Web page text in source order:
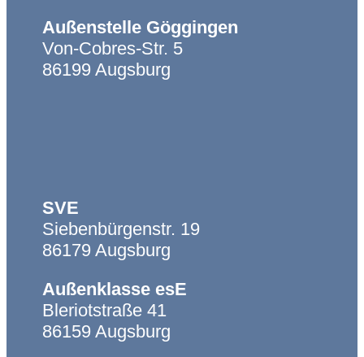
Weg an die Ulrichschule
Einschulung an der
Religiöse Feiertage
Infos für Eltern
Hilfsangebote
Formulare und Flyer
Navigation
Außenstelle Göggingen
Von-Cobres-Str. 5
86199 Augsburg
SVE
Siebenbürgenstr. 19
86179 Augsburg
Außenklasse esE
Bleriotstraße 41
86159 Augsburg